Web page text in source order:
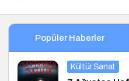
Popüler Haberler
Kültür Sanat